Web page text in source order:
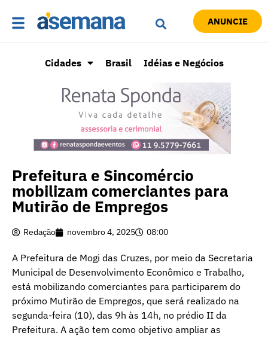
ANUNCIE
Cidades Brasil Idéias e Negócios
Prefeitura e Sincomércio
mobilizam comerciantes para
Mutirão de Empregos
Redação novembro 4, 2025 08:00
A Prefeitura de Mogi das Cruzes, por meio da Secretaria
Municipal de Desenvolvimento Econômico e Trabalho,
está mobilizando comerciantes para participarem do
próximo Mutirão de Empregos, que será realizado na
segunda-feira (10), das 9h às 14h, no prédio II da
Prefeitura. A ação tem como objetivo ampliar as